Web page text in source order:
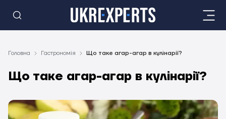
Головна Гастрономія Що таке агар-агар в кулінарії?
Що таке агар-агар в кулінарії?